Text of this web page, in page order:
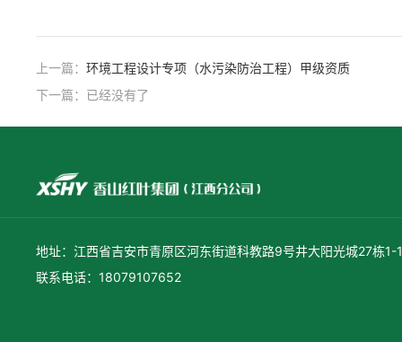
上一篇： 环境工程设计专项（水污染防治工程）甲级资质
下一篇：已经没有了
地址：江西省吉安市青原区河东街道科教路9号井大阳光城27栋1-
联系电话：18079107652